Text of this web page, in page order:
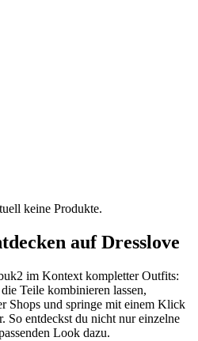
keine Produkte.
auf Dresslove
im Kontext kompletter Outfits:
Teile kombinieren lassen,
Shops und springe mit einem Klick
So entdeckst du nicht nur einzelne
Look dazu.